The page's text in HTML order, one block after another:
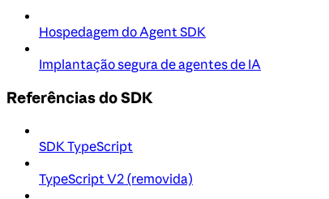
Hospedagem do Agent SDK
Implantação segura de agentes de IA
Referências do SDK
SDK TypeScript
TypeScript V2 (removida)